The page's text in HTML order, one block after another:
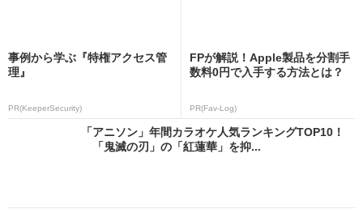
事例から学ぶ『特権アクセス管
理』
PR(KeeperSecurity)
FPが解説！Apple製品を分割手
数料0円で入手する方法とは？
PR(Fav-Log)
「アニソン」年間カラオケ人気ランキングTOP10！
「鬼滅の刃」の「紅蓮華」を抑...